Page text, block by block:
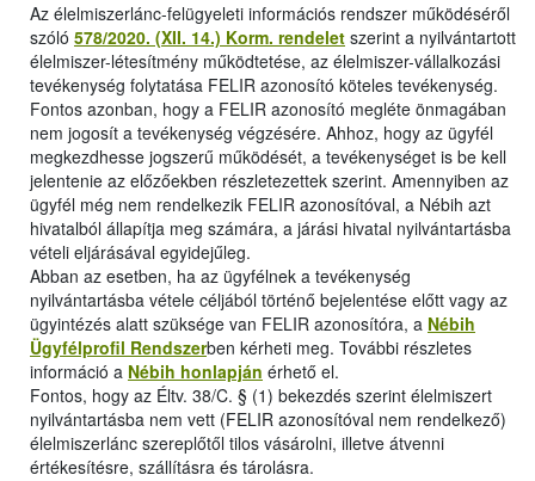
Az élelmiszerlánc-felügyeleti információs rendszer működéséről
szóló 578/2020. (XII. 14.) Korm. rendelet szerint a nyilvántartott
élelmiszer-létesítmény működtetése, az élelmiszer-vállalkozási
tevékenység folytatása FELIR azonosító köteles tevékenység.
Fontos azonban, hogy a FELIR azonosító megléte önmagában
nem jogosít a tevékenység végzésére. Ahhoz, hogy az ügyfél
megkezdhesse jogszerű működését, a tevékenységet is be kell
jelentenie az előzőekben részletezettek szerint. Amennyiben az
ügyfél még nem rendelkezik FELIR azonosítóval, a Nébih azt
hivatalból állapítja meg számára, a járási hivatal nyilvántartásba
vételi eljárásával egyidejűleg.
Abban az esetben, ha az ügyfélnek a tevékenység
nyilvántartásba vétele céljából történő bejelentése előtt vagy az
ügyintézés alatt szüksége van FELIR azonosítóra, a Nébih
Ügyfélprofil Rendszerben kérheti meg. További részletes
információ a Nébih honlapján érhető el.
Fontos, hogy az Éltv. 38/C. § (1) bekezdés szerint élelmiszert
nyilvántartásba nem vett (FELIR azonosítóval nem rendelkező)
élelmiszerlánc szereplőtől tilos vásárolni, illetve átvenni
értékesítésre, szállításra és tárolásra.